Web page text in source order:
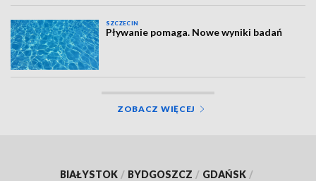
SZCZECIN
Pływanie pomaga. Nowe wyniki badań
ZOBACZ WIĘCEJ
BIAŁYSTOK / BYDGOSZCZ / GDAŃSK /